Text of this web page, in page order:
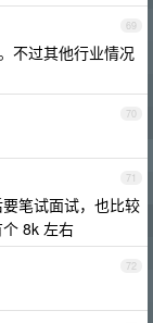
69
不过其他行业情况
70
71
笔试面试，也比较
8k 左右
72